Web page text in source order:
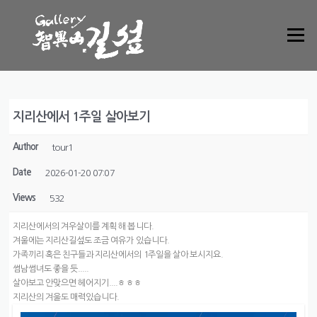
Menu
지리산에서 1주일 살아보기
Author tour1
Date 2026-01-20 07:07
Views 532
지리산에서의 겨우살이를 계획 해 봅니다.
겨울에는 지리산길섶도 조금 여유가 있습니다.
가족끼리 혹은 친구들과 지리산에서의 1주일을 살아 보시지요.
썸남썸녀도 좋을 듯.....
살아보고 안맞으면 헤어지기....ㅎㅎㅎ
지리산의 겨울도 매력있습니다.